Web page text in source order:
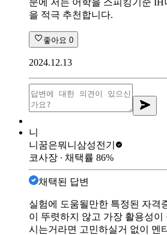
을 적극 추천합니다.
좋아요 0
2024.12.13
니
니꿈은뭐니 삼성전기
코사장 ∙ 채택률 86%
채택된 답변
실험에 도움될만한 특정된 자격
이 뚜렷하지 않고 가장 활용성
시는거라면 고민하실거 없이 멘